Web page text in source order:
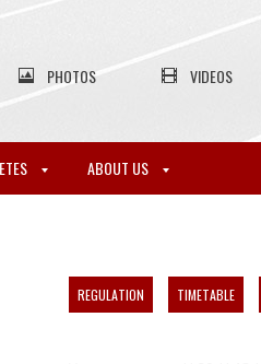
PHOTOS VIDEOS
ABOUT US
REGULATION TIMETABLE